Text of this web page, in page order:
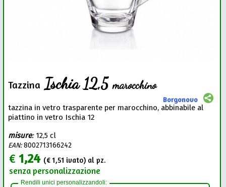
Tazzina Ischia 12,5marocchino
Borgonovo
tazzina in vetro trasparente per marocchino, abbinabile al
piattino in vetro Ischia 12
misure: 12,5 cl
EAN:8002713166242
€1,24 (€1,51 ivato) al pz.
senza personalizzazione
Rendili unici personalizzandoli: